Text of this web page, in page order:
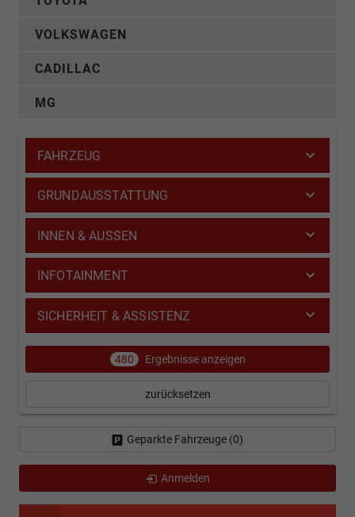
VOLKSWAGEN
CADILLAC
MG
FAHRZEUG
GRUNDAUSSTATTUNG
INNEN & AUSSEN
INFOTAINMENT
SICHERHEIT & ASSISTENZ
480 Ergebnisse anzeigen
zurücksetzen
Geparkte Fahrzeuge (0)
Anmelden